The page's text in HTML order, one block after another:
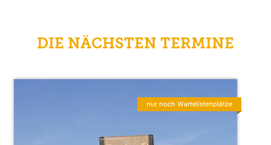
DIE NÄCHSTEN TERMINE
nur noch Wartelistenplätze